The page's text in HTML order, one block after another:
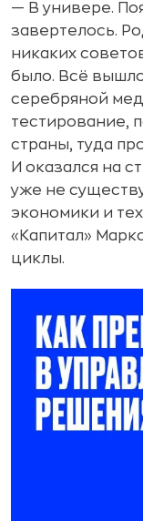
— В универе.
завертелось.
никаких
было. Всё
серебряной
тестирование,
страны, туда
И оказался на
уже не
экономики и
«Капитал»
циклы.